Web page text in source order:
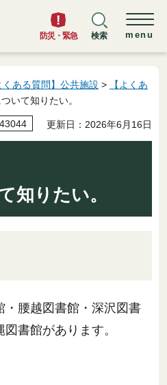
防災・緊急 検索 menu
くある質問】公共施設 >
【よくあ
いて知りたい。
更新日：2026年6月16日
知りたい。
・腰越図書館・深沢図書
書館があります。